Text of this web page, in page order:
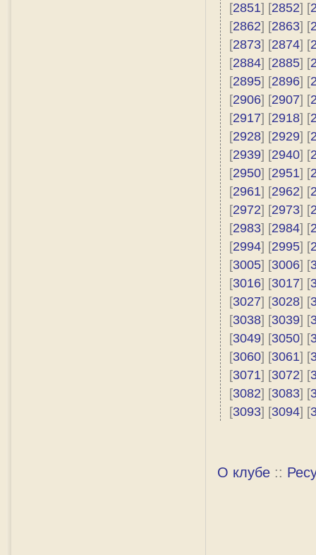
[2851] [2852] [
[2862] [2863] [
[2873] [2874] [
[2884] [2885] [
[2895] [2896] [
[2906] [2907] [
[2917] [2918] [
[2928] [2929] [
[2939] [2940] [
[2950] [2951] [
[2961] [2962] [
[2972] [2973] [
[2983] [2984] [
[2994] [2995] [
[3005] [3006] [
[3016] [3017] [
[3027] [3028] [
[3038] [3039] [
[3049] [3050] [
[3060] [3061] [
[3071] [3072] [
[3082] [3083] [
[3093] [3094] [
О клубе ::